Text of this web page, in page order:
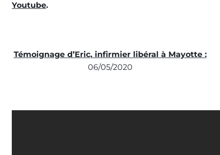
Youtube.
Témoignage d’Eric, infirmier libéral à Mayotte :
06/05/2020